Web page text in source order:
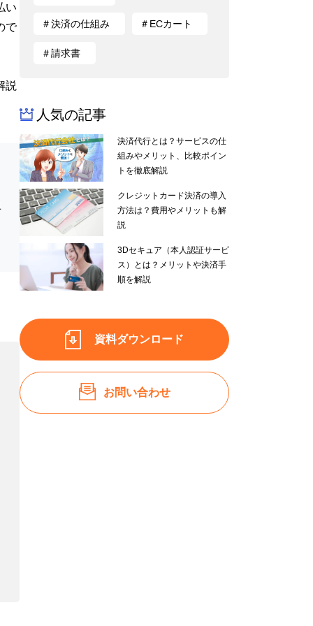
い
で
説
＃決済の仕組み ＃ECカート
＃請求書
人気の記事
決済代行とは？サービスの仕
組みやメリット、比較ポイン
トを徹底解説
クレジットカード決済の導入
方法は？費用やメリットも解
説
3Dセキュア（本人認証サービ
ス）とは？メリットや決済手
順を解説
資料ダウンロード
お問い合わせ